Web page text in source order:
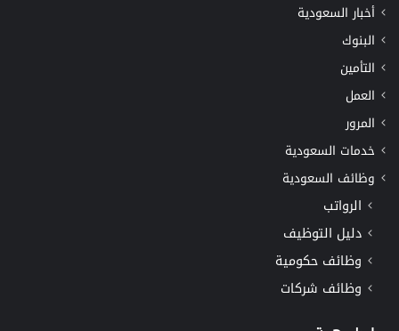
أخبار السعودية
البنوك
التأمين
العمل
المرور
خدمات السعودية
وظائف السعودية
الرواتب
دليل التوظيف
وظائف حكومية
وظائف شركات